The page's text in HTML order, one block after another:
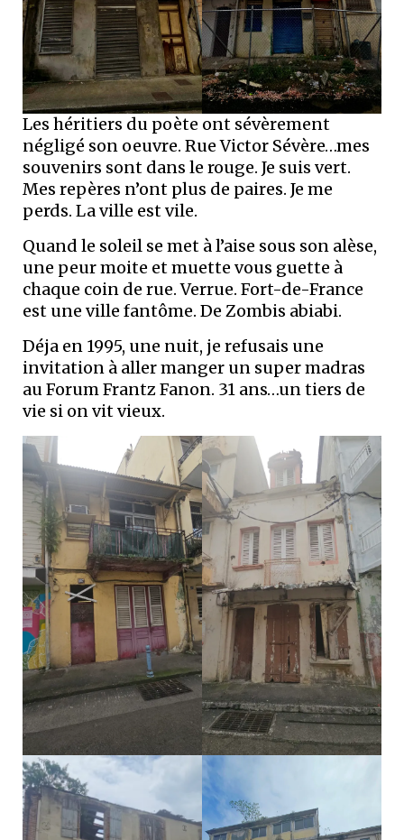
Les héritiers du poète ont sévèrement
négligé son oeuvre. Rue Victor Sévère…mes
souvenirs sont dans le rouge. Je suis vert.
Mes repères n’ont plus de paires. Je me
perds. La ville est vile.
Quand le soleil se met à l’aise sous son alèse,
une peur moite et muette vous guette à
chaque coin de rue. Verrue. Fort-de-France
est une ville fantôme. De Zombis abiabi.
Déja en 1995, une nuit, je refusais une
invitation à aller manger un super madras
au Forum Frantz Fanon. 31 ans…un tiers de
vie si on vit vieux.